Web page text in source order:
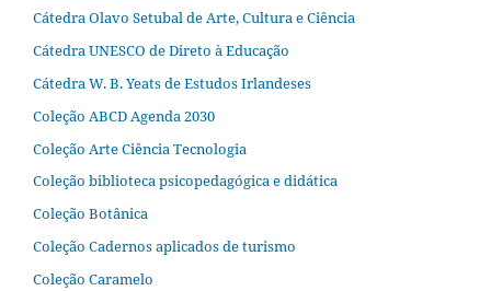
Cátedra Olavo Setubal de Arte, Cultura e Ciência
Cátedra UNESCO de Direto à Educação
Cátedra W. B. Yeats de Estudos Irlandeses
Coleção ABCD Agenda 2030
Coleção Arte Ciência Tecnologia
Coleção biblioteca psicopedagógica e didática
Coleção Botânica
Coleção Cadernos aplicados de turismo
Coleção Caramelo